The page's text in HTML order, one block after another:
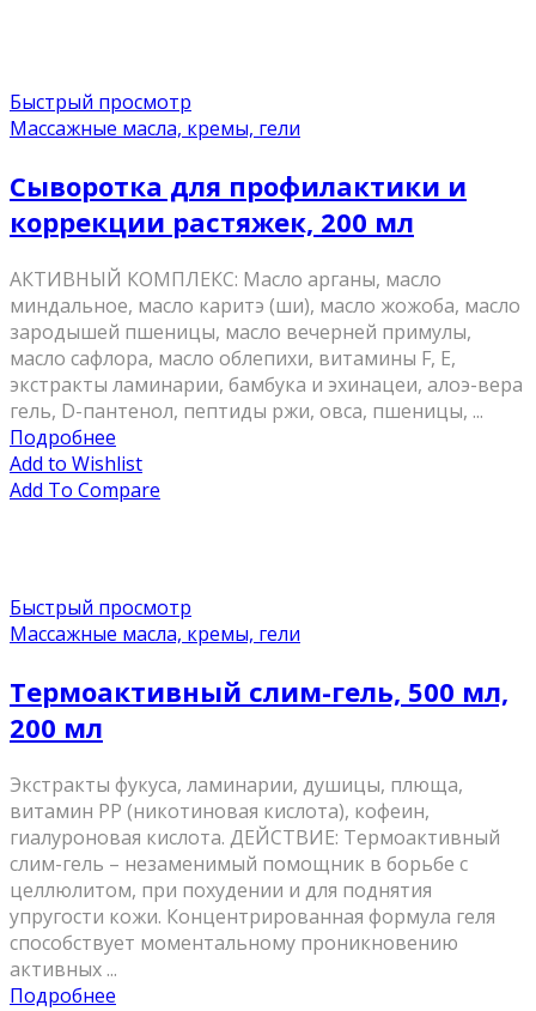
Быстрый просмотр
Массажные масла, кремы, гели
Сыворотка для профилактики и
коррекции растяжек, 200 мл
АКТИВНЫЙ КОМПЛЕКС: Масло арганы, масло
миндальное, масло каритэ (ши), масло жожоба, масло
зародышей пшеницы, масло вечерней примулы,
масло сафлора, масло облепихи, витамины F, E,
экстракты ламинарии, бамбука и эхинацеи, алоэ-вера
гель, D-пантенол, пептиды ржи, овса, пшеницы, ...
Подробнее
Add to Wishlist
Add To Compare
Быстрый просмотр
Массажные масла, кремы, гели
Термоактивный слим-гель, 500 мл,
200 мл
Экстракты фукуса, ламинарии, душицы, плюща,
витамин PP (никотиновая кислота), кофеин,
гиалуроновая кислота. ДЕЙСТВИЕ: Термоактивный
слим-гель – незаменимый помощник в борьбе с
целлюлитом, при похудении и для поднятия
упругости кожи. Концентрированная формула геля
способствует моментальному проникновению
активных ...
Подробнее